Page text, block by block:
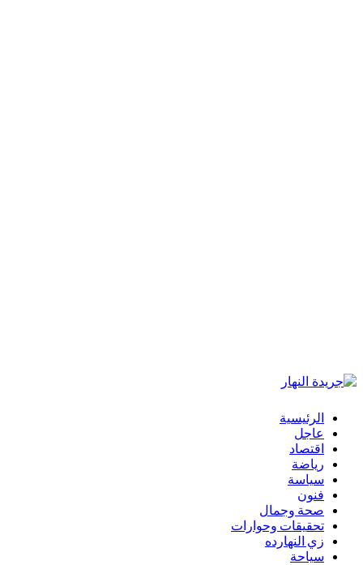
الرئيسية
عاجل
اقتصاد
رياضة
سياسة
فنون
صحة وجمال
تحقيقات وحوارات
زي النهارده
سياحة